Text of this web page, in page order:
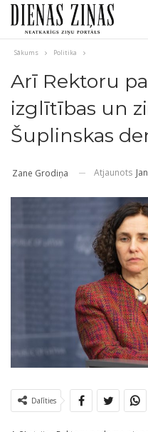
Sākums Politika
Arī Rektoru
izglītības un
Šuplinskas
Zane Grodiņa Atjaunots
Dalīties